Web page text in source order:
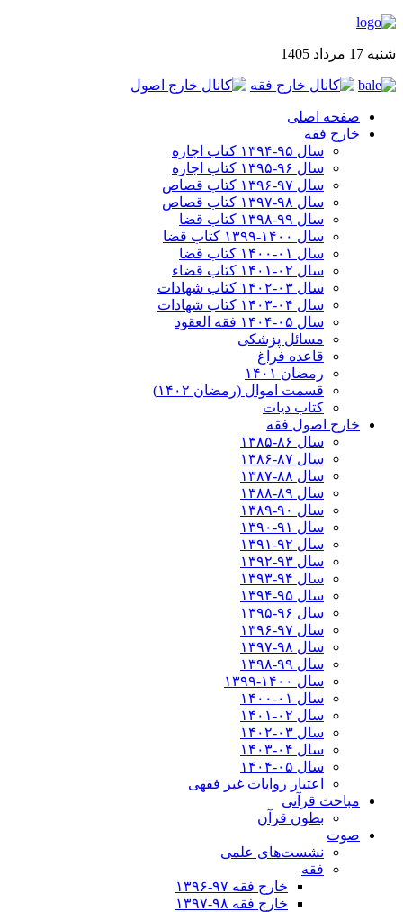
شنبه 17 مرداد 1405
صفحه اصلی
خارج فقه
سال ۹۵-۱۳۹۴ کتاب اجاره
سال ۹۶-۱۳۹۵ کتاب اجاره
سال ۹۷-۱۳۹۶ کتاب قصاص
سال ۹۸-۱۳۹۷ کتاب قصاص
سال ۹۹-۱۳۹۸‍ کتاب قضا
سال ۱۴۰۰-۱۳۹۹ کتاب قضا
سال ۰۱-۱۴۰۰ کتاب قضا
سال ۰۲-۱۴۰۱ کتاب قضاء
سال ۰۳-۱۴۰۲ کتاب شهادات
سال ۰۴-۱۴۰۳ کتاب شهادات
سال ۰۵-۱۴۰۴ فقه العقود
مسائل پزشکی
قاعده فراغ
رمضان ۱۴۰۱
قسمت اموال (رمضان ۱۴۰۲)
کتاب دیات
خارج اصول فقه
سال ۸۶-۱۳۸۵
سال ۸۷-۱۳۸۶
سال ۸۸-۱۳۸۷
سال ۸۹-۱۳۸۸
سال ۹۰-۱۳۸۹
سال ۹۱-۱۳۹۰
سال ۹۲-۱۳۹۱
سال ۹۳-۱۳۹۲
سال ۹۴-۱۳۹۳
سال ۹۵-۱۳۹۴
سال ۹۶-۱۳۹۵
سال ۹۷-۱۳۹۶
سال ۹۸-۱۳۹۷
سال ۹۹-۱۳۹۸‍
سال ۱۴۰۰-۱۳۹۹
سال ۰۱-۱۴۰۰
سال ۰۲-۱۴۰۱
سال ۰۳-۱۴۰۲
سال ۰۴-۱۴۰۳
سال ۰۵-۱۴۰۴
اعتبار روایات غیر فقهی
مباحث قرآنی
بطون قرآن
صوت
نشست‌های علمی
فقه
خارج فقه ۹۷-۱۳۹۶
خارج فقه ۹۸-۱۳۹۷